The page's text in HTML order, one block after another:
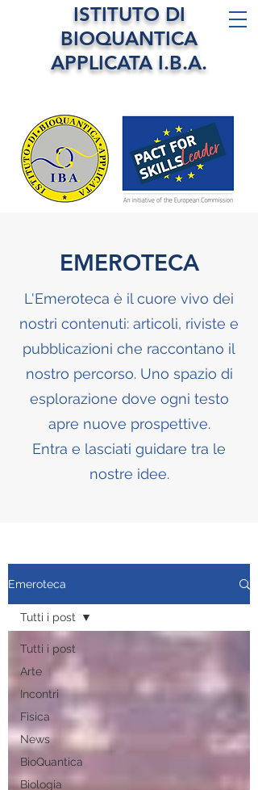
ISTITUTO DI
BIOQUANTICA
APPLICATA I.B.A.
EMEROTECA
L'Emeroteca è il cuore vivo dei
nostri contenuti: articoli, riviste e
pubblicazioni che raccontano il
nostro percorso. Uno spazio di
esplorazione dove ogni testo
apre nuove prospettive.
Entra e lasciati guidare tra le
nostre idee.
Emeroteca
Tutti i post
Arte
Incontri
Fisica
News
BioQuantica
Biologia
Tutti i post